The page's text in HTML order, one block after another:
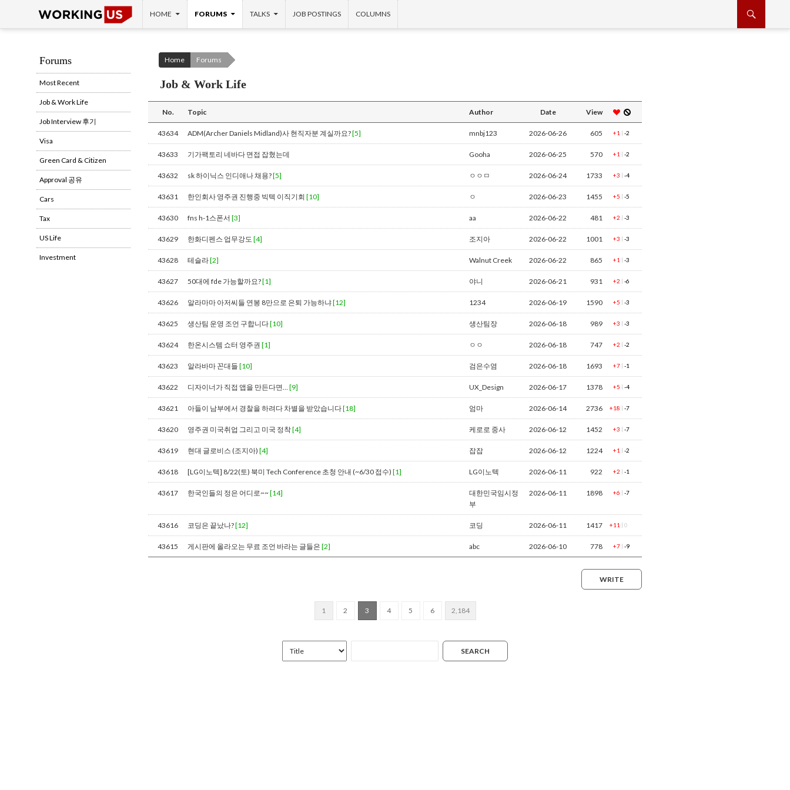
SKIP TO CONTENT
HOME FORUMS TALKS JOB POSTINGS COLUMNS
Home Forums
Job & Work Life
No. Topic Author Date View
43634 ADM(Archer Daniels Midland)사 현직자분 계실까요?[5] mnbj123 2026-06-26 605 +1 | -2
43633 기가팩토리 네바다 면접 잡혔는데 Gooha 2026-06-25 570 +1 | -2
43632 sk 하이닉스 인디애나 채용?[5] ㅇㅇㅁ 2026-06-24 1733 +3 | -4
43631 한인회사 영주권 진행중 빅텍 이직기회[10] ㅇ 2026-06-23 1455 +5 | -5
43630 fns h-1스폰서[3] aa 2026-06-22 481 +2 | -3
43629 한화디펜스 업무강도[4] 조지아 2026-06-22 1001 +3 | -3
43628 테슬라[2] Walnut Creek 2026-06-22 865 +1 | -3
43627 50대에 fde 가능할까요?[1] 야니 2026-06-21 931 +2 | -6
43626 알라마마 아저씨들 연봉 8만으로 은퇴 가능하냐[12] 1234 2026-06-19 1590 +5 | -3
43625 생산팀 운영 조언 구합니다[10] 생산팀장 2026-06-18 989 +3 | -3
43624 한온시스템 쇼터 영주권[1] ㅇㅇ 2026-06-18 747 +2 | -2
43623 알라바마 꼰대들[10] 검은수염 2026-06-18 1693 +7 | -1
43622 디자이너가 직접 앱을 만든다면…[9] UX_Design 2026-06-17 1378 +5 | -4
43621 아들이 남부에서 경찰을 하려다 차별을 받았습니다[18] 엄마 2026-06-14 2736 +18 | -7
43620 영주권 미국취업 그리고 미국 정착[4] 케로로 중사 2026-06-12 1452 +3 | -7
43619 현대 글로비스 (조지아)[4] 잡잡 2026-06-12 1224 +1 | -2
43618 [LG이노텍] 8/22(토) 북미 Tech Conference 초청 안내 (~6/30 접수)[1] LG이노텍 2026-06-11 922 +2 | -1
43617 한국인들의 정은 어디로~~[14]
대한민국임시정
부
2026-06-11 1898 +6 | -7
43616 코딩은 끝났나?[12] 코딩 2026-06-11 1417 +11 | 0
43615 게시판에 올라오는 무료 조언 바라는 글들은[2] abc 2026-06-10 778 +7 | -9
WRITE
1 2 3 4 5 6 2,184
Forums
Most Recent
Job & Work Life
Job Interview 후기
Visa
Green Card & Citizen
Approval 공유
Cars
Tax
US Life
Investment